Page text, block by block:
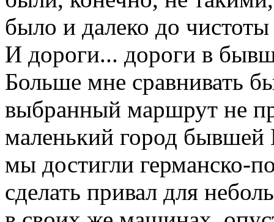
было и далеко до
И дороги... дороги в
Больше мне сравнивать
выбранный маршрут не
маленький город
мы достигли германско-
сделать привал для